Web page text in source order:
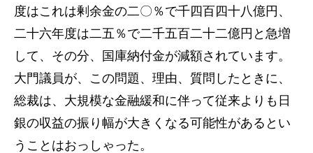
度はこれは剰余金の二〇％で千四百四十八億円、
二十六年度は二五％で二千五百二十二億円と急増
して、その分、国庫納付金が減額されています。
大門議員が、この問題、理由、質問したときに、
総裁は、大規模な金融緩和に伴って従来よりも日
銀の収益の振り幅が大きくなる可能性があるとい
うことはおっしゃった。